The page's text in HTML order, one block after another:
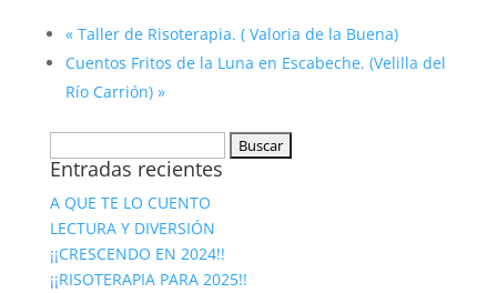
«Taller de Risoterapia. ( Valoria de la Buena)
Cuentos Fritos de la Luna en Escabeche. (Velilla del
Río Carrión) »
Entradas recientes
A QUE TE LO CUENTO
LECTURA Y DIVERSIÓN
¡¡CRESCENDO EN 2024!!
¡¡RISOTERAPIA PARA 2025!!